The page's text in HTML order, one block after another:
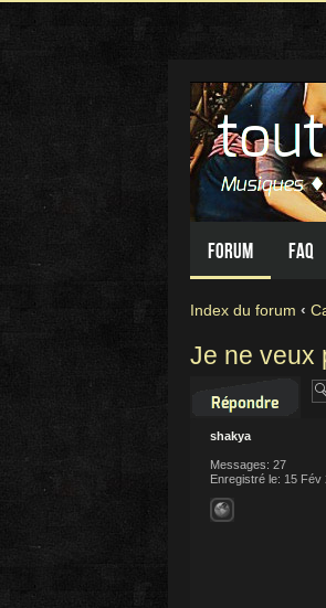
Forum FAQ
Index du forum ‹
Je ne veux
shakya
Messages: 27
Enregistré le: 15 Fév